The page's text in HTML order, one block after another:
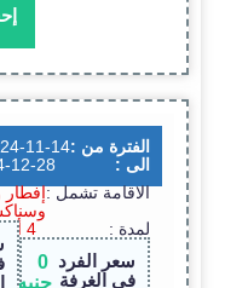
الفترة من :11-14
الى :
12-28
الاقامة تشمل :
لمدة :
4 أيام / 3 ليالى
سعر الفرد
فى الغرفة
0
جنيه